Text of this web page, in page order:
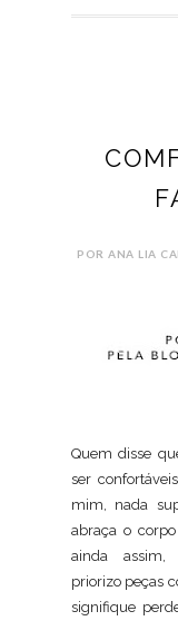
POR ANA LIA
Quem disse
ser
mim, nada
abraça o
ainda assim,
priorizo peças
signifique